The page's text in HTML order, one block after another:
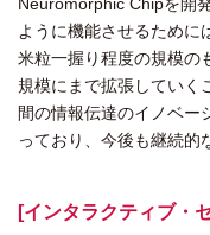
Neuromorphic Chipを開
ように機能させるために
米粒一握り程度の規模の
規模にまで拡張していく
間の情報伝達のイノベー
っており、今後も継続的
[インタラクティブ・